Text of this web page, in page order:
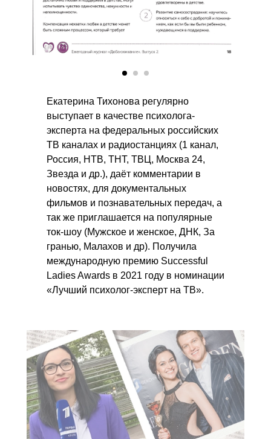
Екатерина Тихонова регулярно
выступает в качестве психолога-
эксперта на федеральных российских
ТВ каналах и радиостанциях (1 канал,
Россия, НТВ, ТНТ, ТВЦ, Москва 24,
Звезда и др.), даёт комментарии в
новостях, для документальных
фильмов и познавательных передач, а
так же приглашается на популярные
ток-шоу (Мужское и женское, ДНК, За
гранью, Малахов и др). Получила
международную премию Successful
Ladies Awards в 2021 году в номинации
«Лучший психолог-эксперт на ТВ».